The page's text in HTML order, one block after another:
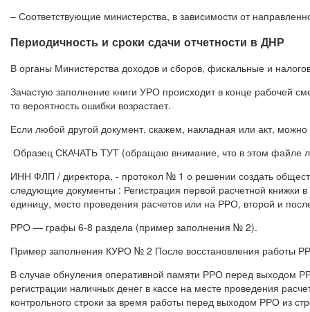
– Соответствующие министерства, в зависимости от
Периодичность и сроки сдачи отчетности в ДНР
В органы Министерства доходов и сборов, фискальные и
Зачастую заполнение книги УРО происходит в конце рабочей
то вероятность ошибки возрастает.
Если любой другой документ, скажем, накладная или акт,
Образец СКАЧАТЬ ТУТ (обращаю внимание, что в этом файле
ИНН ФЛП / директора, ‑ протокол № 1 о решении создать
следующие документы : Регистрация первой расчетной книжки
единицу, место проведения расчетов или на РРО, второй и
РРО — графы 6-8 раздела (пример заполнения № 2).
Пример заполнения КУРО № 2 После восстановления работы
В случае обнуления оперативной памяти РРО перед выходом
регистрации наличных денег в кассе на месте проведения
контрольного строки за время работы перед выходом РРО из